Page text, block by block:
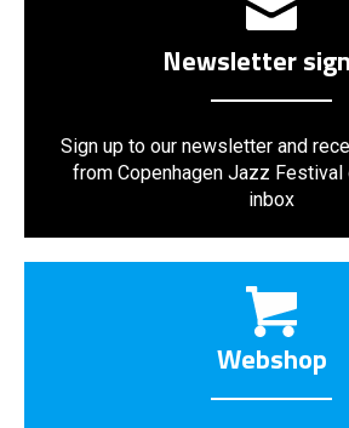
Newsletter
Sign up to our newsletter and
from Copenhagen Jazz Festival
inbox
Webshop